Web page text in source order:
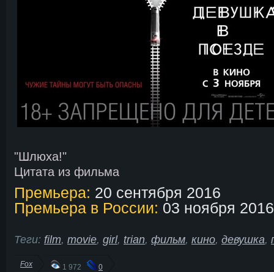
"Шлюха!"
Цитата из фильма
Премьера: 20 сентября 2016
Премьера в России: 03 ноября 2016
Теги: film, movie, girl, trian, фильм, кино, девушка,
Fox 1 972 0